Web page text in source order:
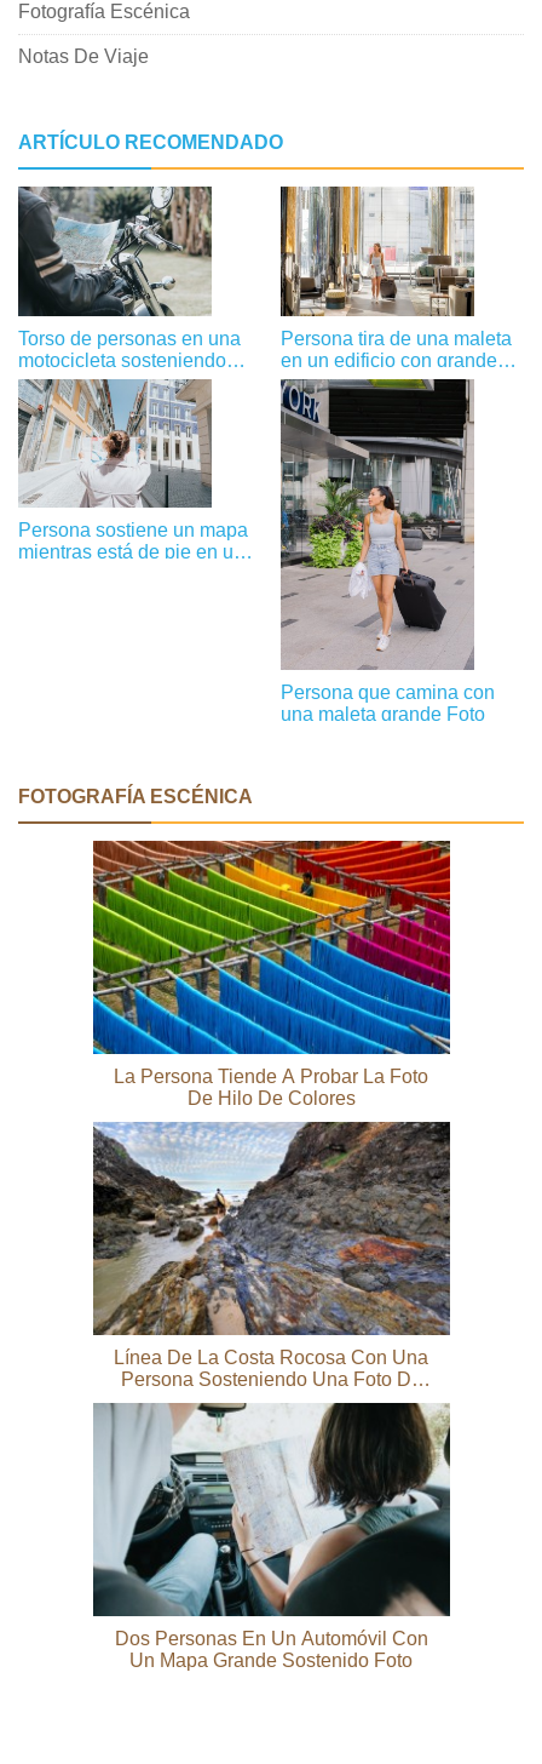
Fotografía Escénica
Notas De Viaje
ARTÍCULO RECOMENDADO
Torso de personas en una
motocicleta sosteniendo
una foto de mapa
Persona tira de una maleta
en un edificio con grandes
ventanales Foto
Persona sostiene un mapa
mientras está de pie en una
Persona que camina con
una maleta grande Foto
FOTOGRAFÍA ESCÉNICA
La Persona Tiende A Probar La Foto
De Hilo De Colores
Línea De La Costa Rocosa Con Una
Persona Sosteniendo Una Foto De
Tabla De Surf
Dos Personas En Un Automóvil Con
Un Mapa Grande Sostenido Foto